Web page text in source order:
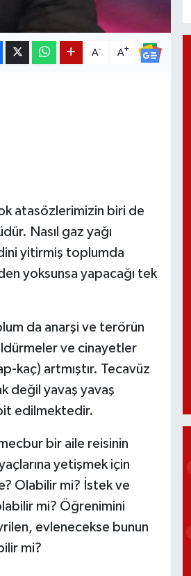
A- A+
atasözlerimizin biri de
Nasıl gaz yağı
yitirmiş toplumda
yoksunsa yapacağı tek
da anarşi ve terörün
ve cinayetler
kaç) artmıştır. Tecavüz
değil yavaş yavaş
edilmektedir.
bir aile reisinin
yetişmek için
Olabilir mi? İstek ve
mi? Öğrenimini
evlenecekse bunun
mi?